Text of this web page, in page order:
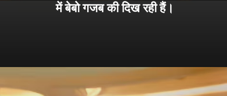
में बेबो गजब की दिख रही हैं।